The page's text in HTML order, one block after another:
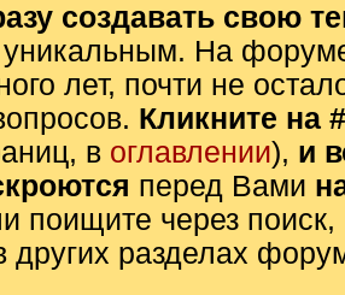
создавать свою
уникальным. На
лет, почти не
Кликните на
в оглавлении), и
перед Вами
поищите через
других разделах